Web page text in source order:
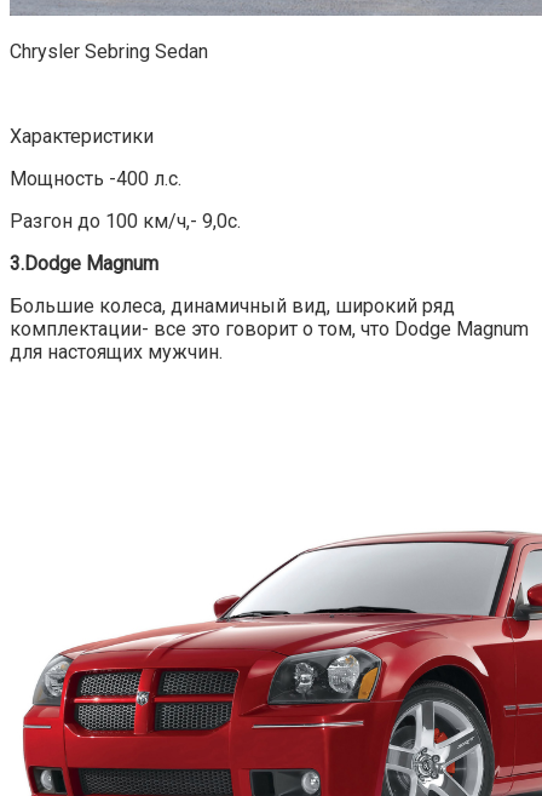
Chrysler Sebring Sedan
Характеристики
Мощность -400 л.с.
Разгон до 100 км/ч,- 9,0с.
3.Dodge Magnum
Большие колеса, динамичный вид, широкий ряд
комплектации- все это говорит о том, что Dodge Magnum
для настоящих мужчин.